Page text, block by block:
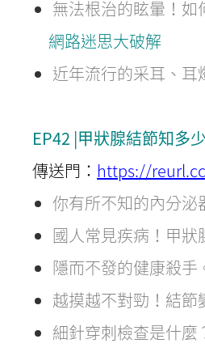
無法根治的眩暈！如
網路迷思大破解
近年流行的采耳、耳
EP42 |甲狀腺結節知多
傳送門： https://
你有所不知的內分泌
國人常見疾病！甲狀
隱而不發的健康殺手
越摸越不對勁！結節
細針穿刺檢查是什麼